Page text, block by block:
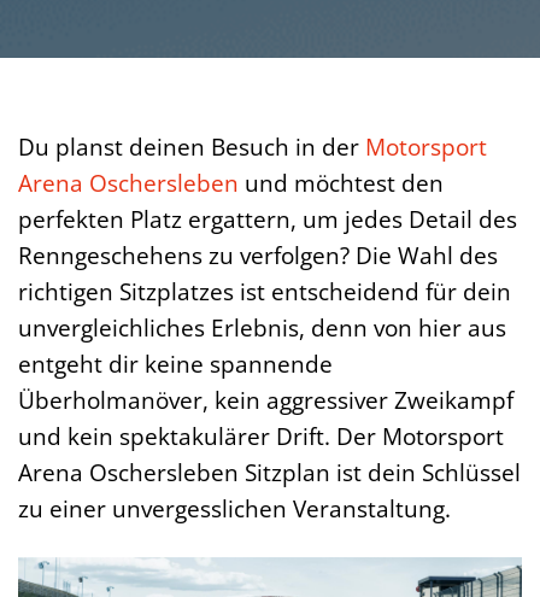
Du planst deinen Besuch in der Motorsport
Arena Oschersleben und möchtest den
perfekten Platz ergattern, um jedes Detail des
Renngeschehens zu verfolgen? Die Wahl des
richtigen Sitzplatzes ist entscheidend für dein
unvergleichliches Erlebnis, denn von hier aus
entgeht dir keine spannende
Überholmanöver, kein aggressiver Zweikampf
und kein spektakulärer Drift. Der Motorsport
Arena Oschersleben Sitzplan ist dein Schlüssel
zu einer unvergesslichen Veranstaltung.